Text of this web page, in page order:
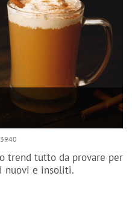
3940
trend tutto da provare per
nuovi e insoliti.